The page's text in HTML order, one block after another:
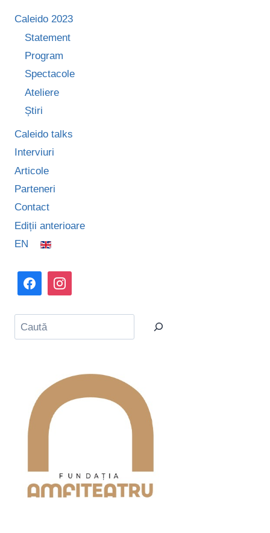
Caleido 2023
Statement
Program
Spectacole
Ateliere
Știri
Caleido talks
Interviuri
Articole
Parteneri
Contact
Ediții anterioare
EN
Caută